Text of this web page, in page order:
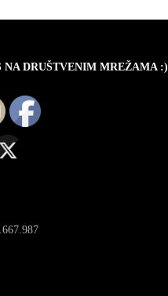
NA DRUŠTVENIM MREŽAMA :)